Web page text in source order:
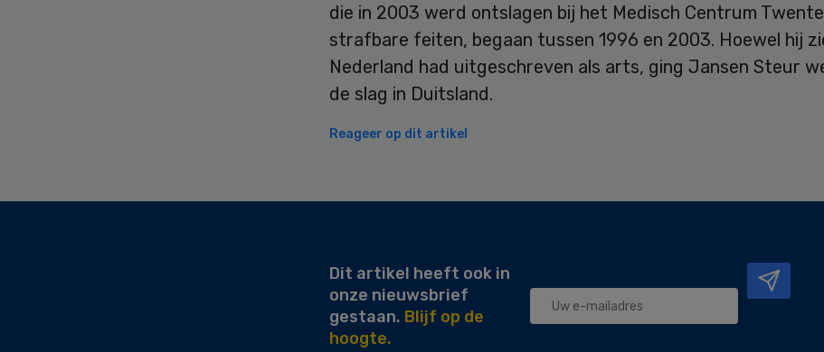
die in 2003 werd ontslagen bij het Medisch Centrum
strafbare feiten, begaan tussen 1996 en 2003. Hoewel hij
Nederland had uitgeschreven als arts, ging Jansen Steur
de slag in Duitsland.
Reageer op dit artikel
Dit artikel heeft ook in
onze nieuwsbrief
gestaan. Blijf op de
hoogte.